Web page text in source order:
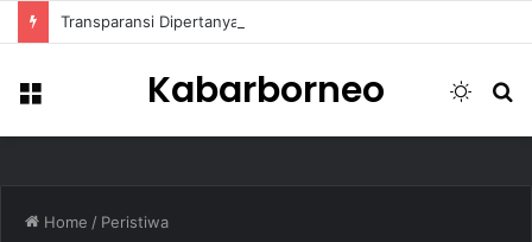
Menu Kabarborneo
Switch
Home / Peristiwa